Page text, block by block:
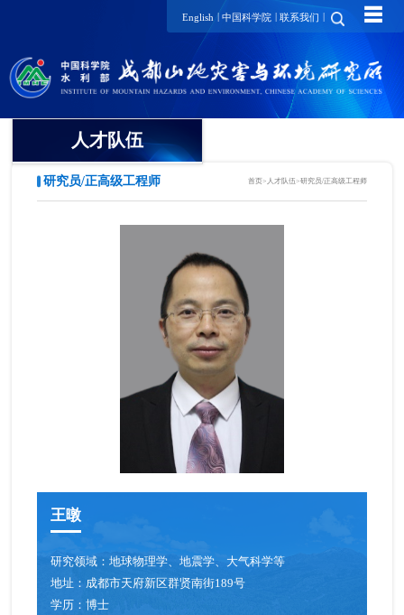
English | 中国科学院 | 联系我们 | ☰
人才队伍
院士
研究员/正高级工程师
副研究员/高级工程师
博士后
研究员/正高级工程师 首页> 人才队伍>研究员/正高级工程师
王暾
研究领域：地球物理学、地震学、大气科学等
地址： 成都市天府新区群贤南街189号
学历：博士